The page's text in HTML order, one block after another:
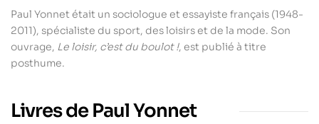
Paul Yonnet était un sociologue et essayiste français (1948-
2011), spécialiste du sport, des loisirs et de la mode. Son
ouvrage, Le loisir, c’est du boulot !, est publié à titre
posthume.
Livres de Paul Yonnet